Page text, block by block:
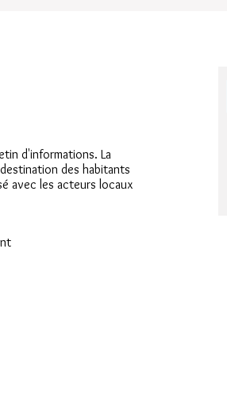
d'informations. La
des habitants
avec les acteurs locaux